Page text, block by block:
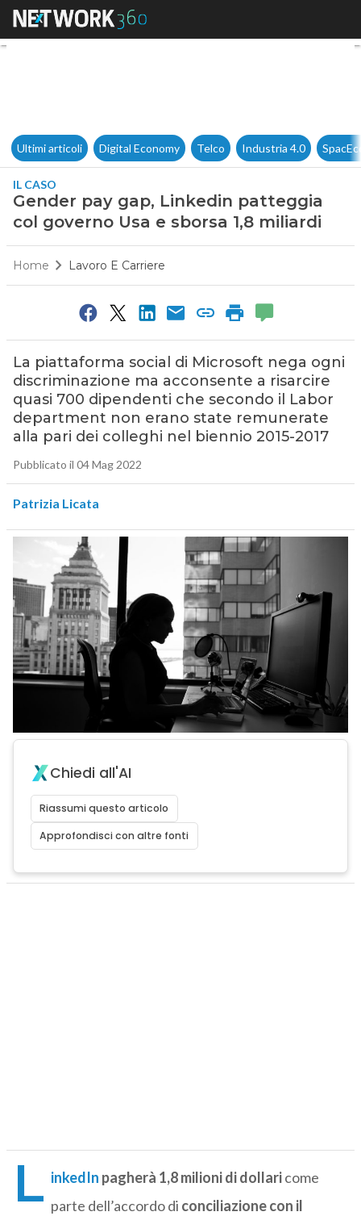
Gender pay gap, Linkedin
Ultimi articoli Digital Economy Telco Industria 4.0
IL CASO
Gender pay gap, Linkedin patteggia
col governo Usa e sborsa 1,8 miliardi
Home Lavoro E Carriere
La piattaforma social di Microsoft nega ogni
discriminazione ma acconsente a risarcire
quasi 700 dipendenti che secondo il Labor
department non erano state remunerate
alla pari dei colleghi nel biennio 2015-2017
Pubblicato il 04 Mag 2022
Patrizia Licata
Chiedi all'AI
Riassumi questo articolo
Approfondisci con altre fonti
L inkedIn pagherà 1,8 milioni di dollaricome
parte dell’accordo di conciliazione con il